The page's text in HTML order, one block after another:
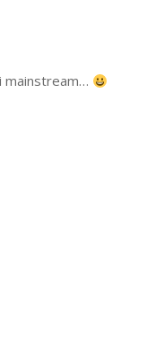
mainstream…